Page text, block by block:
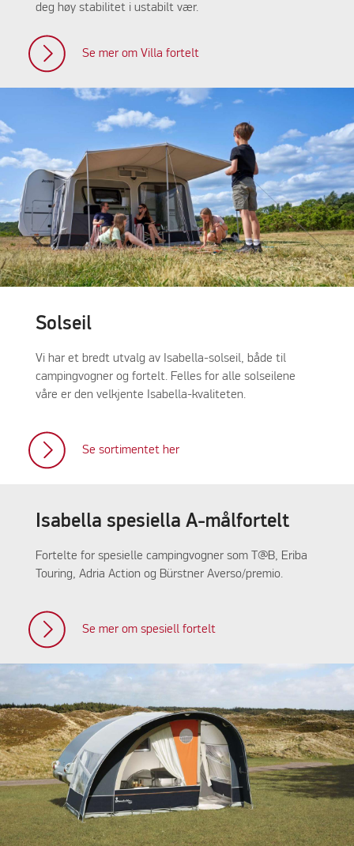
deg høy stabilitet i ustabilt vær.
Se mer om Villa fortelt
Solseil
Vi har et bredt utvalg av Isabella-solseil, både til
campingvogner og fortelt. Felles for alle solseilene
våre er den velkjente Isabella-kvaliteten.
Se sortimentet her
Isabella spesiella A-målfortelt
Fortelte for spesielle campingvogner som T@B, Eriba
Touring, Adria Action og Bürstner Averso/premio.
Se mer om spesiell fortelt